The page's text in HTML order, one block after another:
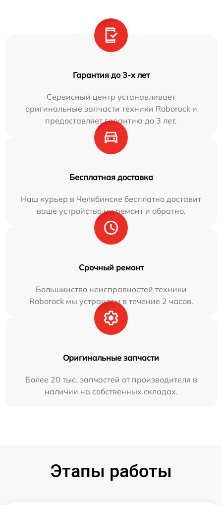
Гарантия до 3-х лет
Сервисный центр устанавливает
оригинальные запчасти техники Roborock и
предоставляет гарантию до 3 лет.
Бесплатная доставка
Наш курьер в Челябинске бесплатно доставит
ваше устройство на ремонт и обратно.
Срочный ремонт
Большинство неисправностей техники
Roborock мы устраняем в течение 2 часов.
Оригинальные запчасти
Более 20 тыс. запчастей от производителя в
наличии на собственных складах.
Этапы работы